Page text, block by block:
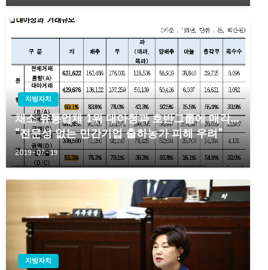
지방자치
채소 유통업체 1위 대아청과 호반그룹에 매각…
“전문성 없는 민간기업 출하농가 피해 우려”
2019-07-19
지방자치